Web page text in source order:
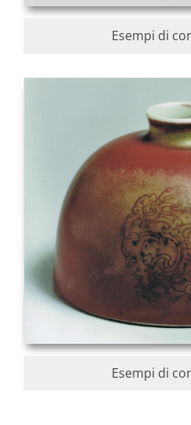
Esempi di
Esempi di